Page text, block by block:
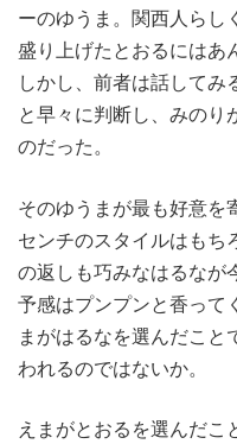
ーのゆうま。関西人らし
盛り上げたとおるにはあ
しかし、前者は話してみ
と早々に判断し、みのり
のだった。
そのゆうまが最も好意を
センチのスタイルはもち
の返しも巧みなはるなが
予感はプンプンと香って
まがはるなを選んだこ
われるのではないか。
えまがとおるを選んだ